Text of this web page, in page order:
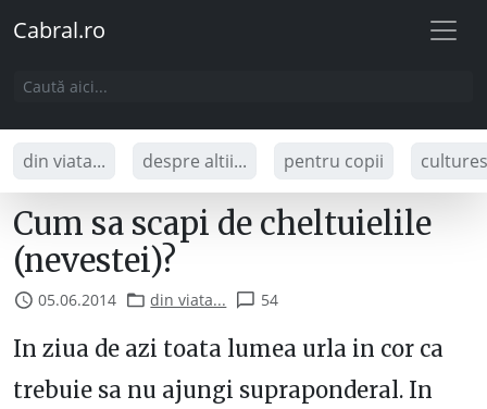
Cabral.ro
din viata... despre altii... pentru copii
Cum sa scapi de cheltuielile
(nevestei)?
05.06.2014 din viata... 54
In ziua de azi toata lumea urla in cor ca
trebuie sa nu ajungi supraponderal. In